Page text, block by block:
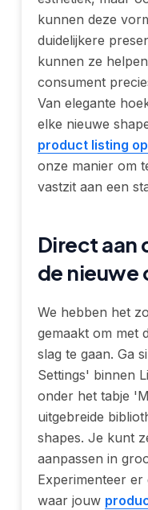
kunnen deze
duidelijkere
kunnen ze
consument
Van elegante
elke nieuwe
product listing
onze manier om
vastzit aan een
Direct aan
de nieuwe
We hebben het
gemaakt om met
slag te gaan. Ga
Settings' binnen
onder het tabje
uitgebreide
shapes. Je kunt
aanpassen in
Experimenteer er
waar jouw